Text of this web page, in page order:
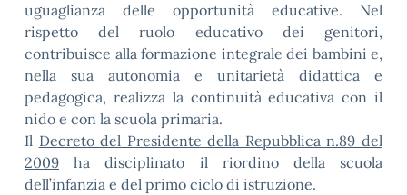
uguaglianza delle opportunità educative. Nel
rispetto del ruolo educativo dei genitori,
contribuisce alla formazione integrale dei bambini e,
nella sua autonomia e unitarietà didattica e
pedagogica, realizza la continuità educativa con il
nido e con la scuola primaria.
Il Decreto del Presidente della Repubblica n.89 del
2009 ha disciplinato il riordino della scuola
dell’infanzia e del primo ciclo di istruzione.